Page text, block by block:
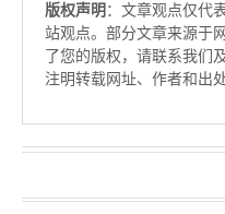
版权声明 ：文章观点仅代
站观点。部分文章来源于
了您的版权，请联系我们
注明转载网址、作者和出